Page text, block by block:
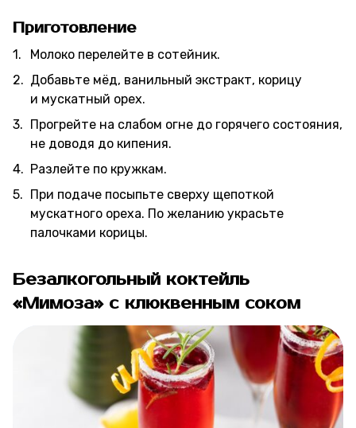
Приготовление
Молоко перелейте в сотейник.
Добавьте мёд, ванильный экстракт, корицу
и мускатный орех.
Прогрейте на слабом огне до горячего состояния,
не доводя до кипения.
Разлейте по кружкам.
При подаче посыпьте сверху щепоткой
мускатного ореха. По желанию украсьте
палочками корицы.
Безалкогольный коктейль
«Мимоза» с клюквенным соком